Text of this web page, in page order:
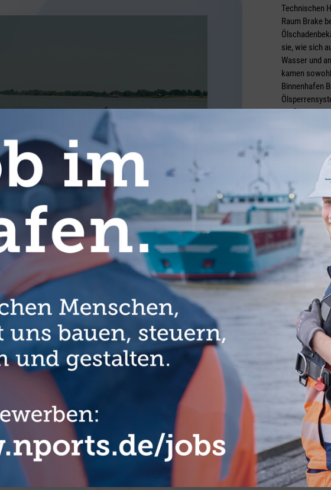
Technischen
Raum Brake
sie, wie sich
Wasser und
kamen
Binnenhafen
größerer
Gewässern
Foto: THW
WEITERE ARTIKEL AUS DER RUBRIK
seine
am Standort
Standortübergreifende
Zusammenarbeit für neue Dalben
NORDERNEY / NORDDEICH. Nachdem sechs der acht